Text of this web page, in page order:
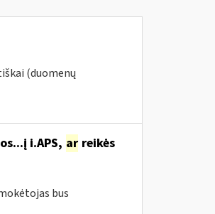
(duomenų
i.APS, arreikės
bus